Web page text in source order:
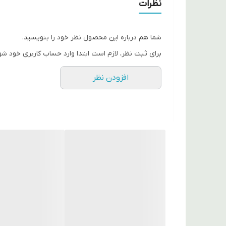
نظرات
شما هم درباره این محصول نظر خود را بنویسید.
برای ثبت نظر، لازم است ابتدا وارد حساب کاربری خود
افزودن نظر